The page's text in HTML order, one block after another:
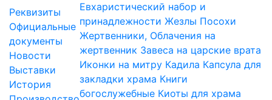
Реквизиты
Официальные
документы
Новости
Выставки
История
Евхаристический набор и
принадлежности Жезлы Посохи
Жертвенники, Облачения на
жертвенник Завеса на царские врата
Иконки на митру Кадила Капсула для
закладки храма Книги
богослужебные Киоты для храма